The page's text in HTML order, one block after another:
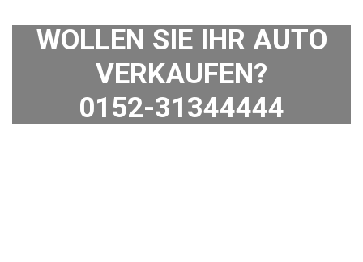
WOLLEN SIE IHR AUTO
VERKAUFEN?
0152-31344444